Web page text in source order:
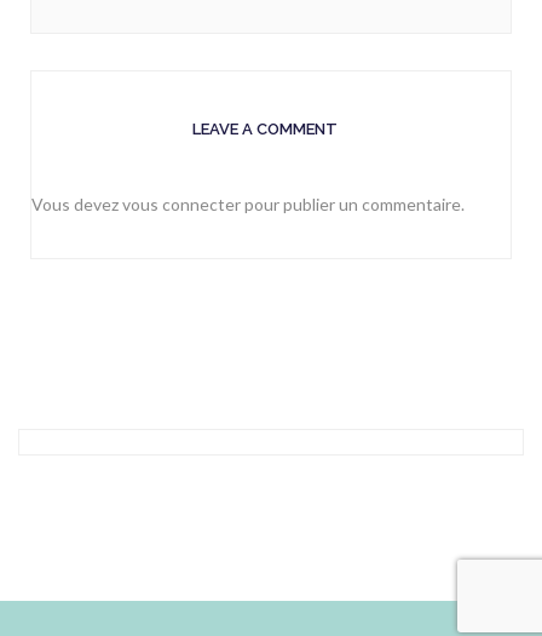
LEAVE A COMMENT
Vous devezvous connecterpour publier un commentaire.